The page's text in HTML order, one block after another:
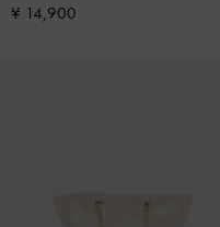
¥ 14,900